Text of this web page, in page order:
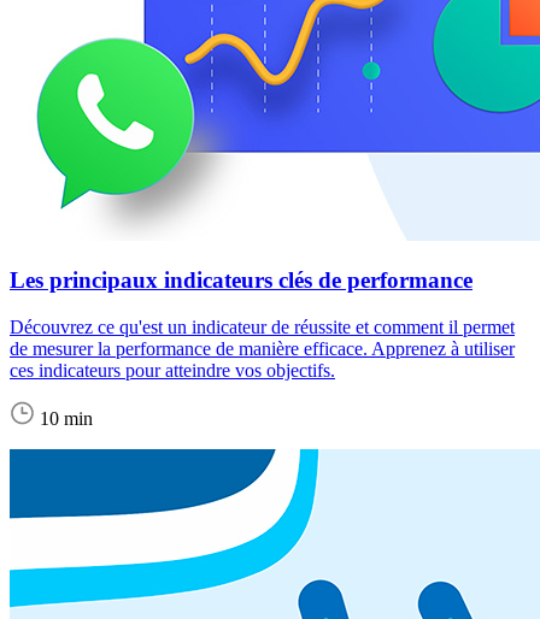
Les principaux indicateurs clés de performance
Découvrez ce qu'est un indicateur de réussite et comment il permet
de mesurer la performance de manière efficace. Apprenez à utiliser
ces indicateurs pour atteindre vos objectifs.
10 min